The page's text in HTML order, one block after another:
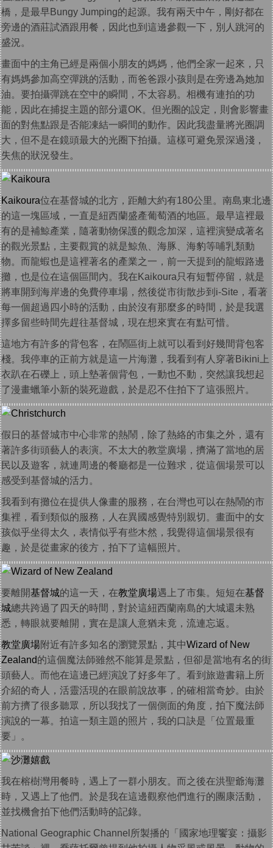
橋，是最早Bungy Jumping的起源。我有兩天中午，剛好都在
旁邊的酒莊試酒跟用餐，因此也到這邊參觀一下，別人跳河的
盛況。
畫面中的主角已經是兩個小朋友的媽媽，他們全家一起來，只
有媽媽參加高空彈跳的活動，而爸爸跟小孩則是在旁邊為她加
油。要拍攝彈跳在空中的瞬間，不太容易。相機有連拍的功
能，因此在捕捉主題的部分還OK。但光圈的設定，則會影響畫
面的對焦點跟是否能凍結一瞬間的動作。因此我盡量將光圈調
大，但不是在鏡頭最大的光圈下拍攝。這樣可避免景深過淺，
失焦的狀況發生。
Kaikoura位在基督城的北方，距離大約有180公里。南島東北邊
的這一塊區域，一直是紐西蘭盛產葡萄酒的地區。最早這裡最
有的是補鯨產業，隨著動物保護的觀念加深，這裡演變成著名
的觀光景點，主要觀賞的就是鯨魚、海豚、海豹等哺乳類動
物。而龍蝦也是這裡著名的產業之一，前一天提到的龍蝦路邊
攤，也是位在這個區間內。我在Kaikoura只有短暫停留，就是
將車開到海岸邊的免費停車場，然後從市街散步到i-Site，看著
每一個超過四小時的活動，由於沒有那麼多的時間，於是我選
擇多留些時間先趕往基督城，現在想來實在有點可惜。
這地方有許多的背包客，在鬧區街上就可以看到好幾間背包客
棧。我停車的正前方就是這一片海灘，我看到有人穿著Bikini上
衣趴在石礫上，頭上墊著個背包，一動也不動，突然讓我想起
了漫畫蠟筆小新的裝死遊戲，於是忍不住拍下了這張照片。
假日的基督城市中心非常的熱鬧，除了熱絡的市集之外，還有
著許多街頭藝人的表演。不太大的教堂廣場，擠滿了當地的居
民以及遊客，就連周邊的餐廳都是一位難求，從這個場景可以
感受到基督城的活力。
我看到有攤位在提供人像畫的服務，在台灣也可以在熱鬧的市
集裡，看到類似的服務，人在異國感覺特別親切。畫面中的女
孩似乎坐得太久，表情似乎有些木然，我覺得這個場景很有
趣，於是從畫家的後方，拍下了這幅照片。
要離開基督城的這一天，在教堂廣場遇上了市集。短短在基督
城總共跨過了四天的時間，對於這紐西蘭南島的大城還未熟
悉，轉眼就要離開，實在是讓人意猶未竟，流連忘返。
教堂廣場附近有許多知名的瀏覽景點，其中Wizard of New
Zealand的這個魔法師雖然不能算是景點，但卻是當地有名的街
頭藝人。而他在這邊已經演說了好多年了。看到旅遊書籍上所
介紹的奇人，活靈活現的在眼前說故事，的確相當奇妙。由於
前方擠了很多聽眾，所以我找了一個側面的角度，拍下魔法師
演說的一幕。拍這一類主題的照片，我的口訣是「位置最重
要」。
我在榕樹灣用餐時，遇上了一群小朋友。而之後在洪聖爺海灘
時，又遇上了他們。於是我在這邊觀察他們進行的團康活動，
並找機會拍下他們活動時的記錄。
National Geographic Channel所製播的「國家地理饗宴：攝影